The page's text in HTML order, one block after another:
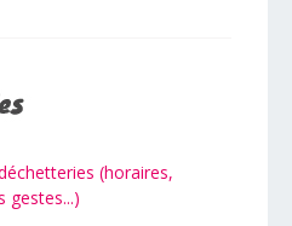
(horaires,
gestes...)